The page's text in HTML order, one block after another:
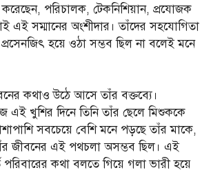
করেছেন, পরিচালক, টেকনিশিয়ান, প্রযোজক
এই সম্মানের অংশীদার। তাঁদের সহযোগিতা
হয়ে ওঠা সম্ভব ছিল না বলেই মনে
কথাও উঠে আসে তাঁর বক্তব্যে।
খুশির দিনে তিনি তাঁর ছেলে মিশুককে
সবচেয়ে বেশি মনে পড়ছে তাঁর মাকে,
জীবনের এই পথচলা অসম্ভব ছিল। এই
পরিবারের কথা বলতে গিয়ে গলা ভারী হয়ে